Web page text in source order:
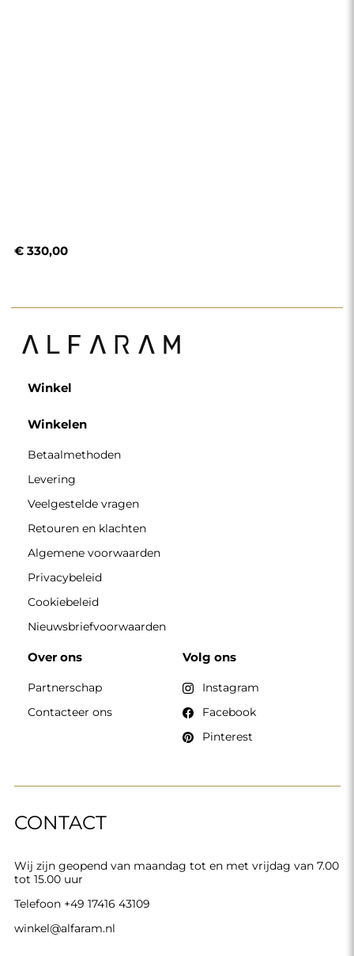
€ 330,00
CONTACT
Wij zijn geopend van maandag tot en met vrijdag van 7.00
tot 15.00 uur
Telefoon +49 17416 43109
winkel@alfaram.nl
Winkel
Winkelen
Betaalmethoden
Levering
Veelgestelde vragen
Retouren en klachten
Algemene voorwaarden
Privacybeleid
Cookiebeleid
Nieuwsbriefvoorwaarden
Over ons
Partnerschap
Contacteer ons
Volg ons
Instagram
Facebook
Pinterest